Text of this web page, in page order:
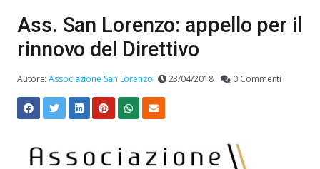
Ass. San Lorenzo: appello per il
rinnovo del Direttivo
Autore:Associazione San Lorenzo 23/04/2018 0 Commenti